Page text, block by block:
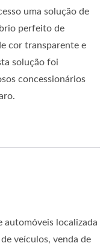
uma solução de
perfeito de
cor transparente e
solução foi
concessionários
automóveis localizada
veículos, venda de